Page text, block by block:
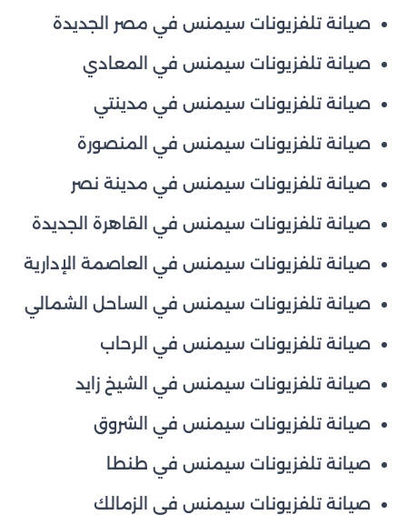
صيانة تلفزيونات سيمنس في مصر الجديدة
صيانة تلفزيونات سيمنس في المعادي
صيانة تلفزيونات سيمنس في مدينتي
صيانة تلفزيونات سيمنس في المنصورة
صيانة تلفزيونات سيمنس في مدينة نصر
صيانة تلفزيونات سيمنس في القاهرة الجديدة
صيانة تلفزيونات سيمنس في العاصمة الإدارية
صيانة تلفزيونات سيمنس في الساحل الشمالي
صيانة تلفزيونات سيمنس في الرحاب
صيانة تلفزيونات سيمنس في الشيخ زايد
صيانة تلفزيونات سيمنس في الشروق
صيانة تلفزيونات سيمنس في طنطا
صيانة تلفزيونات سيمنس في الزمالك